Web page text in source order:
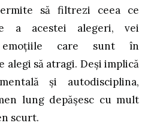
să filtrezi ceea ce
a acestei alegeri, vei
emoțiile care sunt în
alegi să atragi. Deși implică
și autodisciplina,
lung depășesc cu mult
scurt.